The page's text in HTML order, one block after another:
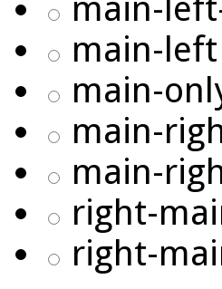
main-
main-left
main-
main-
main-
right-
right-